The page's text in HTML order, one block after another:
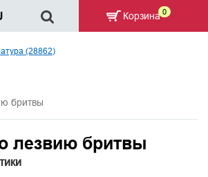
(28862)
бритвы
лезвию бритвы
Корзина 0